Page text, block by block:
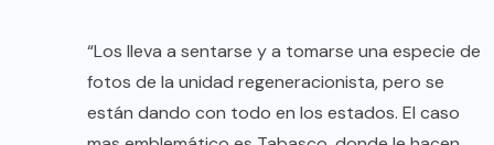
“Los lleva a sentarse y a tomarse una especie de
fotos de la unidad regeneracionista, pero se
están dando con todo en los estados. El caso